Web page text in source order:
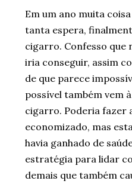
Em um ano muita
tanta espera,
cigarro. Confesso que
iria conseguir, assim
de que parece
possível também vem
cigarro. Poderia fazer
economizado, mas
havia ganhado de
estratégia para lidar
demais que também